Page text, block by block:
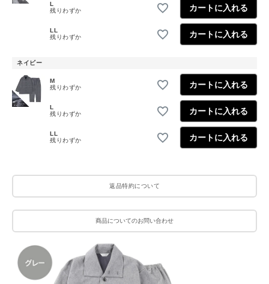
L
残りわずか
カートに入れる
LL
残りわずか
カートに入れる
ネイビー
M
残りわずか
カートに入れる
L
残りわずか
カートに入れる
LL
残りわずか
カートに入れる
返品特約について
商品についてのお問い合わせ